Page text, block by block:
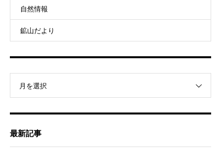
自然情報
鉱山だより
月を選択
最新記事